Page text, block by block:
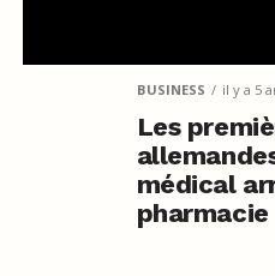
BUSINESS il y a 5
Les
médical
pharmacie